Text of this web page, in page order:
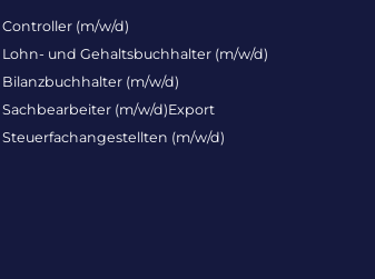
Controller (m/w/d)
Lohn- und Gehaltsbuchhalter (m/w/d)
Bilanzbuchhalter (m/w/d)
Sachbearbeiter (m/w/d)Export
Steuerfachangestellten (m/w/d)